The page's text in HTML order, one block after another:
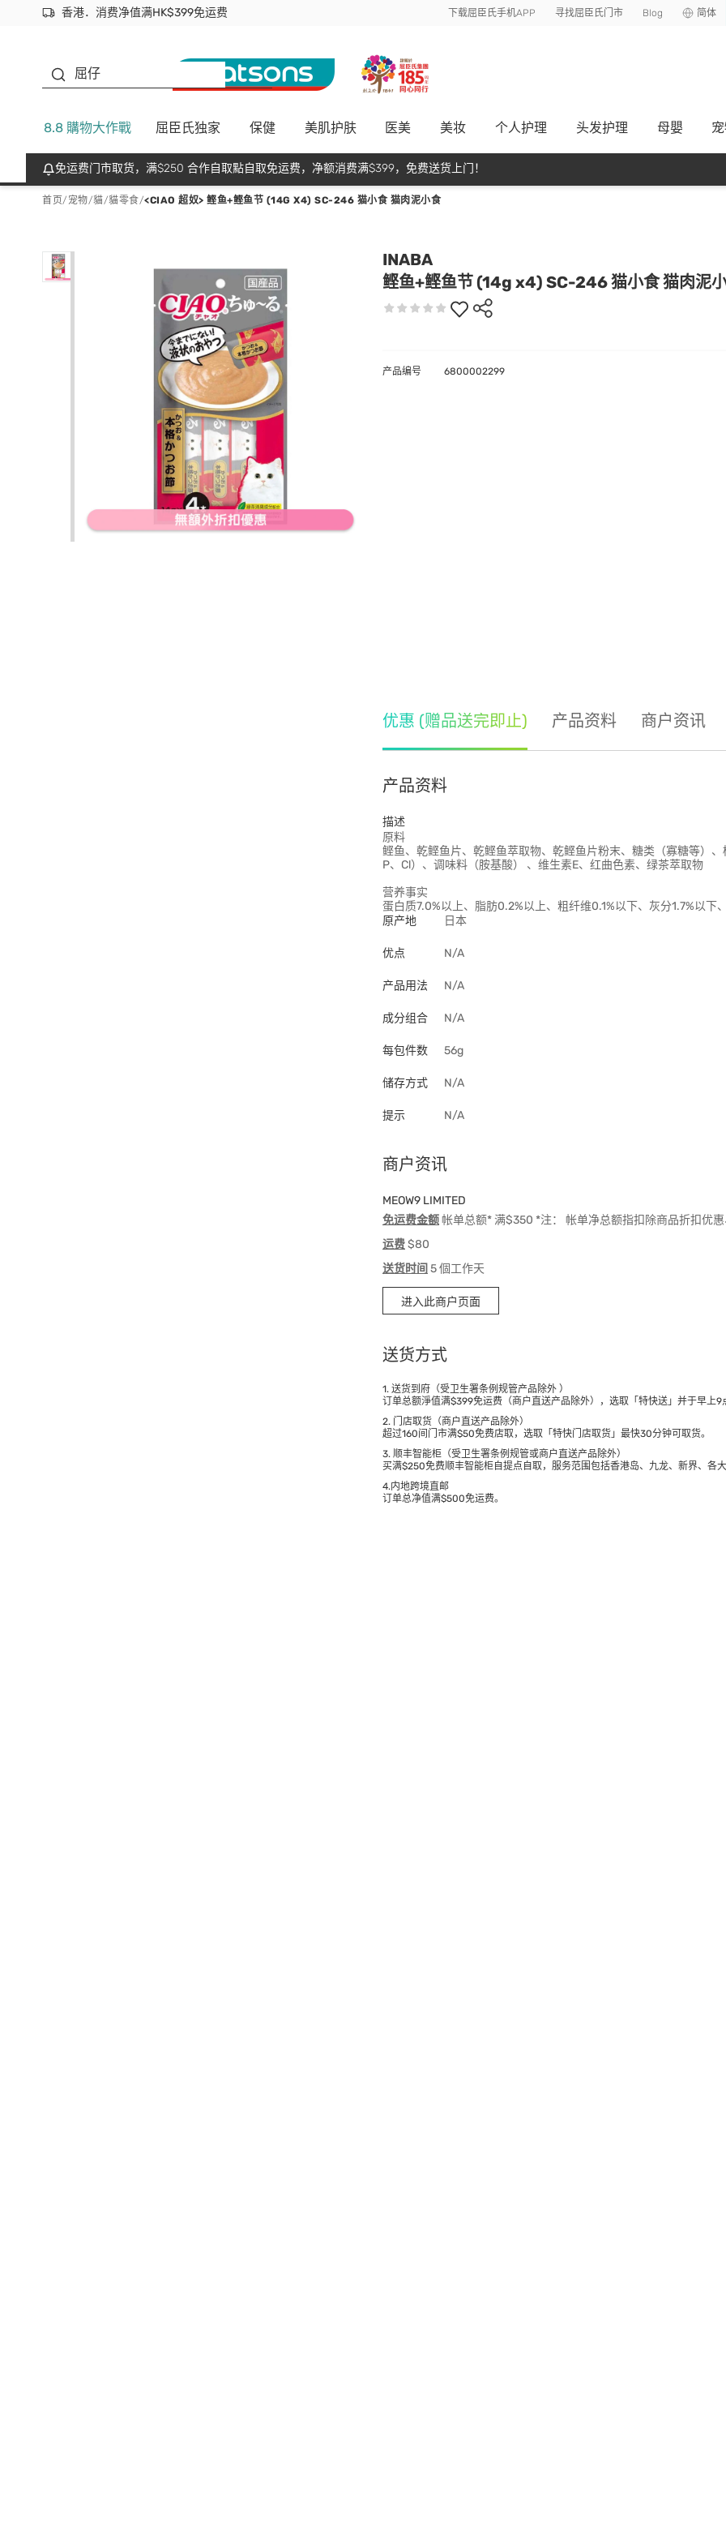
香港．消费净值满HK$399免运费
立即成为易赏钱会员尽享独家优惠
首次APP下单买满$450 输入 NEWAPP 即减$50 下载屈臣氏手机APP 寻找屈臣氏门市 Blog 简体
屈仔
8.8 購物大作戰 屈臣氏独家 保健 美肌护肤 医美 美妆 个人护理 头发护理 母嬰
免运费门市取货，满$250 合作自取點自取免运费，净额消费满$399，免费送货上门！
首页/ 宠物/貓/貓零食/<CIAO 超奴> 鲣鱼+鲣鱼节 (14G X4) SC-246 猫小食 猫肉泥小食
INABA
鲣鱼+鲣鱼节 (14g x4) SC-246 猫小食 猫肉泥
产品编号 6800002299
优惠 (赠品送完即止) 产品资料 商户资讯
产品资料
描述
原料
鲣鱼、乾鲣鱼片、乾鲣鱼萃取物、乾鲣鱼片粉末、糖类（寡糖等）
P、Cl）、调味料（胺基酸） 、维生素E、红曲色素、绿茶萃取物
营养事实
蛋白质7.0%以上、脂肪0.2%以上、粗纤维0.1%以下、灰分1.7%以下
原产地
日本
优点 N/A
产品用法 N/A
成分组合 N/A
每包件数 56g
储存方式 N/A
提示 N/A
商户资讯
MEOW9 LIMITED
免运费金额帐单总额* 满$350 *注： 帐单净总额指扣除商品折扣优惠
运费$80
送货时间 5 個工作天
进入此商户页面
送货方式
1. 送货到府（受卫生署条例规管产品除外 ）
订单总额淨值满$399免运费（商户直送产品除外），选取「特快送」并于早上9
2. 门店取货（商户直送产品除外）
超过160间门市满$50免费店取，选取「特快门店取货」最快30分钟可取货。
3. 顺丰智能柜（受卫生署条例规管或商户直送产品除外）
买满$250免费顺丰智能柜自提点自取，服务范围包括香港岛、九龙、新界、各大
4.内地跨境直邮
订单总净值满$500免运费。